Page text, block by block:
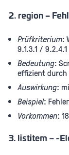
2. region –
Prüfkriterium:
9.1.3.1 / 9.2.4.1
Bedeutung:
effizient
Auswirkung:
Beispiel:
Vorkommen:
3. listitem – -